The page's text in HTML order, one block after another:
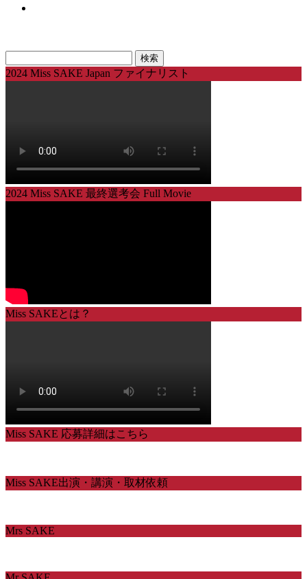
索:
2024 Miss SAKE Japan ファイナリスト
2024 Miss SAKE 最終選考会 Full Movie
Miss SAKEとは？
Miss SAKE 応募詳細はこちら
Miss SAKE出演・講演・取材依頼
Mrs SAKE